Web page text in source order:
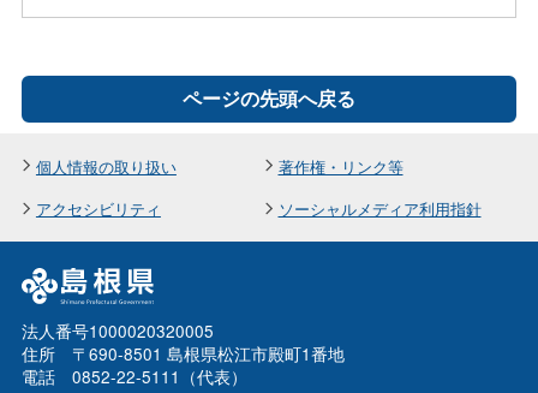
ページの先頭へ戻る
個人情報の取り扱い
著作権・リンク等
アクセシビリティ
ソーシャルメディア利用指針
法人番号1000020320005
住所 〒690-8501 島根県松江市殿町1番地
電話 0852-22-5111（代表）